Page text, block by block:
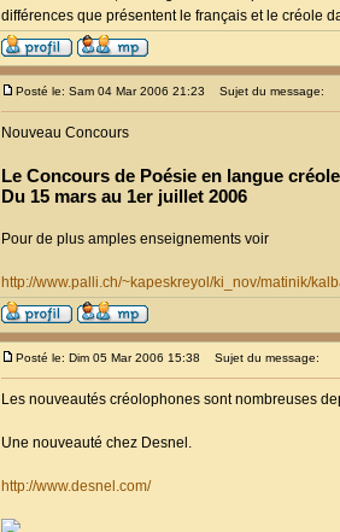
différences que présentent le français et le créole
Posté le: Sam 04 Mar 2006 21:23 Sujet du message:
Nouveau Concours
Le Concours de Poésie en langue
Du 15 mars au 1er juillet 2006
Pour de plus amples enseignements voir
http://www.palli.ch/~kapeskreyol/ki_nov/matinik/
Posté le: Dim 05 Mar 2006 15:38 Sujet du message:
Les nouveautés créolophones sont nombreuses
Une nouveauté chez Desnel.
http://www.desnel.com/